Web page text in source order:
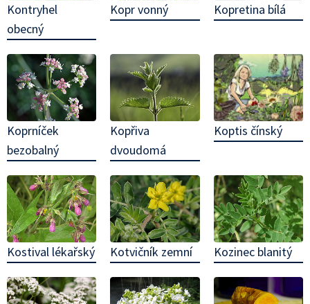
Kontryhel
obecný
Kopr vonný Kopretina bílá
Koprníček
bezobalný
Kopřiva
dvoudomá
Koptis čínský
Kostival lékařský Kotvičník zemní Kozinec blanitý